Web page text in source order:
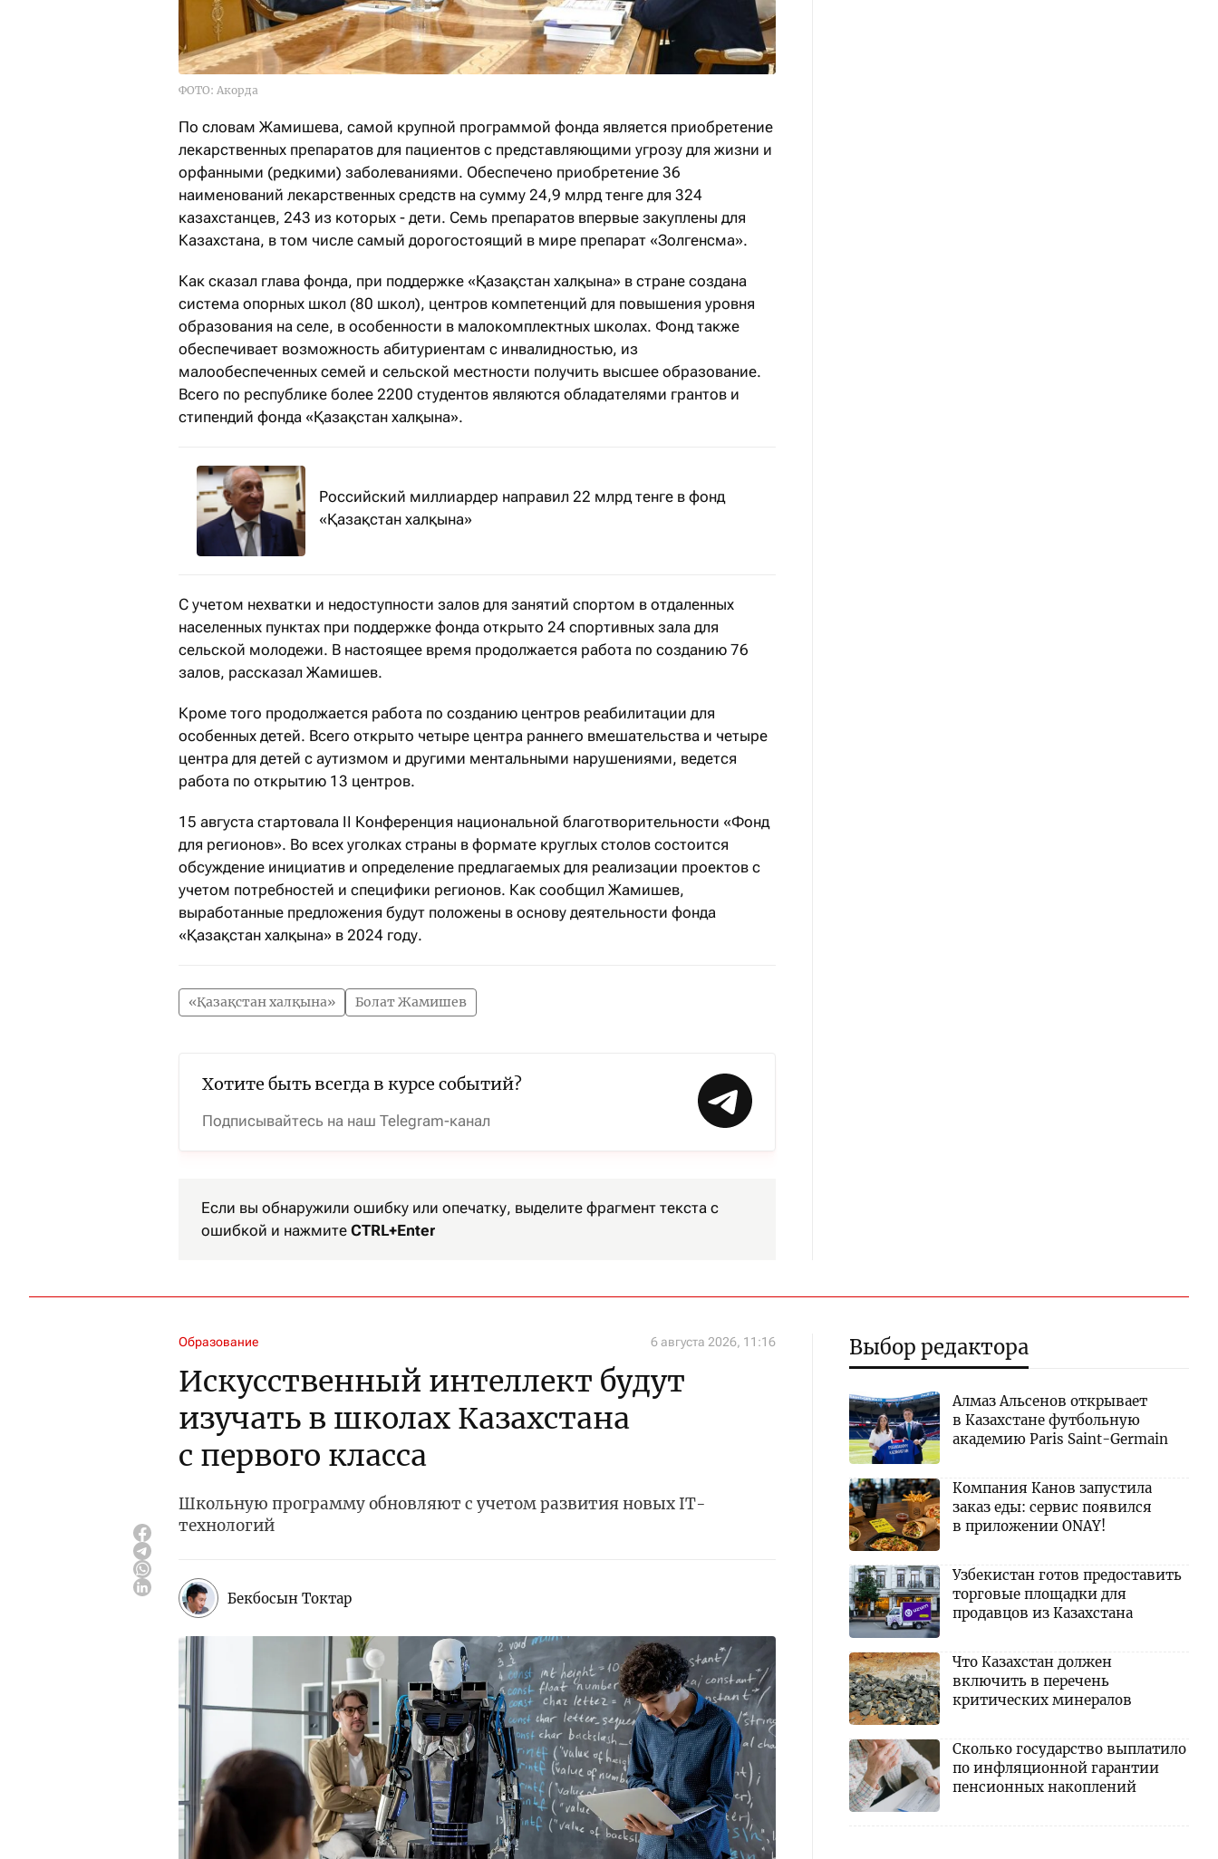
ФОТО: Акорда
По словам Жамишева, самой крупной программой фонда является приобретение
лекарственных препаратов для пациентов с представляющими угрозу для жизни и
орфанными (редкими) заболеваниями. Обеспечено приобретение 36
наименований лекарственных средств на сумму 24,9 млрд тенге для 324
казахстанцев, 243 из которых - дети. Семь препаратов впервые закуплены для
Казахстана, в том числе самый дорогостоящий в мире препарат «Золгенсма».
Как сказал глава фонда, при поддержке «Қазақстан халқына» в стране создана
система опорных школ (80 школ), центров компетенций для повышения уровня
образования на селе, в особенности в малокомплектных школах. Фонд также
обеспечивает возможность абитуриентам с инвалидностью, из
малообеспеченных семей и сельской местности получить высшее образование.
Всего по республике более 2200 студентов являются обладателями грантов и
стипендий фонда «Қазақстан халқына».
Российский миллиардер направил 22 млрд тенге в фонд
«Қазақстан халқына»
С учетом нехватки и недоступности залов для занятий спортом в отдаленных
населенных пунктах при поддержке фонда открыто 24 спортивных зала для
сельской молодежи. В настоящее время продолжается работа по созданию 76
залов, рассказал Жамишев.
Кроме того продолжается работа по созданию центров реабилитации для
особенных детей. Всего открыто четыре центра раннего вмешательства и четыре
центра для детей с аутизмом и другими ментальными нарушениями, ведется
работа по открытию 13 центров.
15 августа стартовала II Конференция национальной благотворительности «Фонд
для регионов». Во всех уголках страны в формате круглых столов состоится
обсуждение инициатив и определение предлагаемых для реализации проектов с
учетом потребностей и специфики регионов. Как сообщил Жамишев,
выработанные предложения будут положены в основу деятельности фонда
«Қазақстан халқына» в 2024 году.
«Қазақстан халқына» Болат Жамишев
Хотите быть всегда в курсе событий?
Подписывайтесь на наш Telegram-канал
Если вы обнаружили ошибку или опечатку, выделите фрагмент текста с
ошибкой и нажмите CTRL+Enter
Образование 6 августа 2026, 11:16
Искусственный интеллект будут
изучать в школах Казахстана
с первого класса
Школьную программу обновляют с учетом развития новых IT-
технологий
Бекбосын Токтар
Выбор редактора
Алмаз Альсенов открывает
в Казахстане футбольную
академию Paris Saint-Germain
Компания Канов запустила
заказ еды: сервис появился
в приложении ONAY!
Узбекистан готов предоставить
торговые площадки для
продавцов из Казахстана
Что Казахстан должен
включить в перечень
критических минералов
Сколько государство выплатило
по инфляционной гарантии
пенсионных накоплений